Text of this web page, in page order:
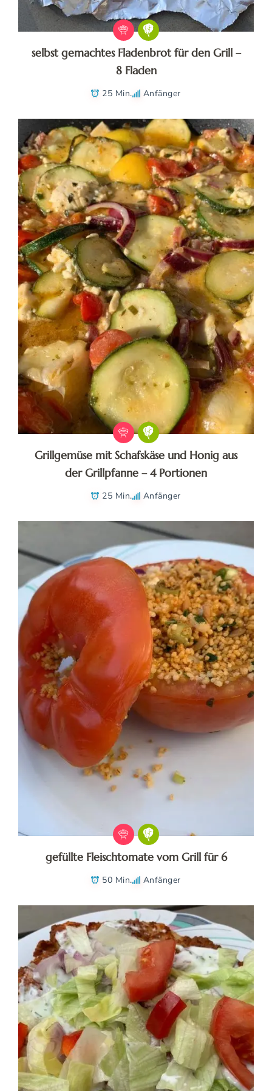
selbst gemachtes Fladenbrot für den Grill –
8 Fladen
25 Min. Anfänger
Grillgemüse mit Schafskäse und Honig aus
der Grillpfanne – 4 Portionen
25 Min. Anfänger
gefüllte Fleischtomate vom Grill für 6
50 Min. Anfänger